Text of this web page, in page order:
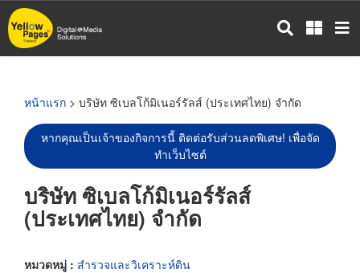
ข้าม
ไป
หน้าแรก > บริษัท ซิเบลโก้มิเนอร์รัลส์ (ประเทศไทย) จำกัด
หากคุณเป็นเจ้าของกิจการนี้ ติดต่อรับส่วนลดพิเศษ! เพื่อจัด
ทำเว็บไซต์
บริษัท ซิเบลโก้มิเนอร์รัลส์
(ประเทศไทย) จำกัด
หมวดหมู่ : สำรวจและวิเคราะห์ดิน